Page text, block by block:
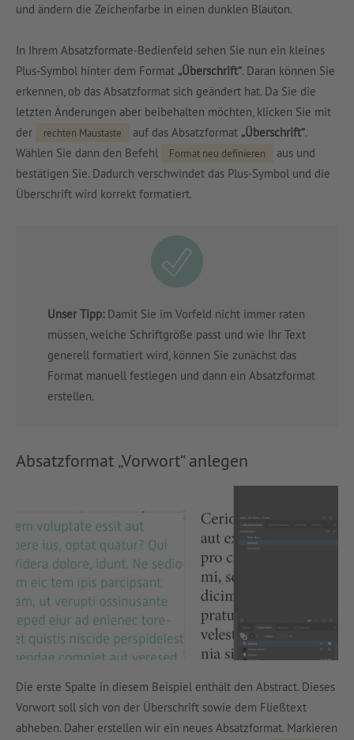
und ändern die Zeichenfarbe in einen dunklen Blauton.
In Ihrem Absatzformate-Bedienfeld sehen Sie nun ein kleines
Plus-Symbol hinter dem Format „Überschrift“. Daran können Sie
erkennen, ob das Absatzformat sich geändert hat. Da Sie die
letzten Änderungen aber beibehalten möchten, klicken Sie mit
der
rechten Maustaste auf das Absatzformat „Überschrift“.
Wählen Sie dann den Befehl
Format neu definieren
aus und
bestätigen Sie. Dadurch verschwindet das Plus-Symbol und die
Überschrift wird korrekt formatiert.
Unser Tipp:Damit Sie im Vorfeld nicht immer raten
müssen, welche Schriftgröße passt und wie Ihr Text
generell formatiert wird, können Sie zunächst das
Format manuell festlegen und dann ein Absatzformat
erstellen.
Absatzformat „Vorwort“ anlegen
Die erste Spalte in diesem Beispiel enthält den Abstract. Dieses
Vorwort soll sich von der Überschrift sowie dem Fließtext
abheben. Daher erstellen wir ein neues Absatzformat. Markieren